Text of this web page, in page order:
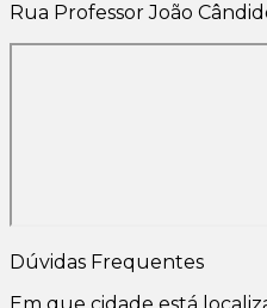
Rua Professor João
Dúvidas Frequentes